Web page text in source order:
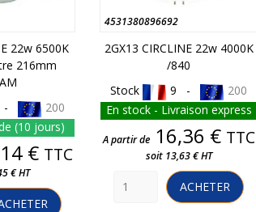
22w 6500K
216mm
-
200
(10 jours)
€ TTC
€ HT
4531380896692
2GX13 CIRCLINE 22w 4000K
/840
Stock
9 -
200
En stock - Livraison express
Prix
A partir de 16,36 € TTC
soit 13,63 € HT
ACHETER